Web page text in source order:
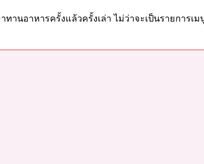
านอาหารครั้งแล้วครั้งเล่า ไม่ว่าจะเป็นรายการเม